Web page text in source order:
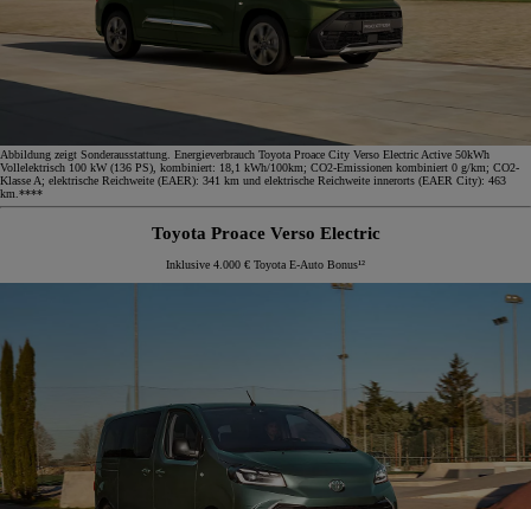
Abbildung zeigt Sonderausstattung. Energieverbrauch Toyota Proace City Verso Electric Active 50kWh
Vollelektrisch 100 kW (136 PS), kombiniert: 18,1 kWh/100km; CO2-Emissionen kombiniert 0 g/km; CO2-
Klasse A; elektrische Reichweite (EAER): 341 km und elektrische Reichweite innerorts (EAER City): 463
km.****
Toyota Proace Verso Electric
Inklusive 4.000 € Toyota E-Auto Bonus¹²